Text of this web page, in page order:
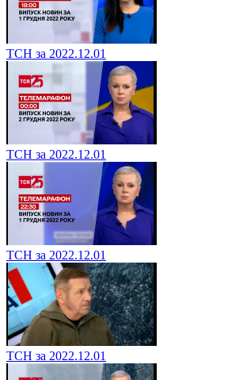
ТСН за 2022.12.01
ТСН за 2022.12.01
ТСН за 2022.12.01
ТСН за 2022.12.01